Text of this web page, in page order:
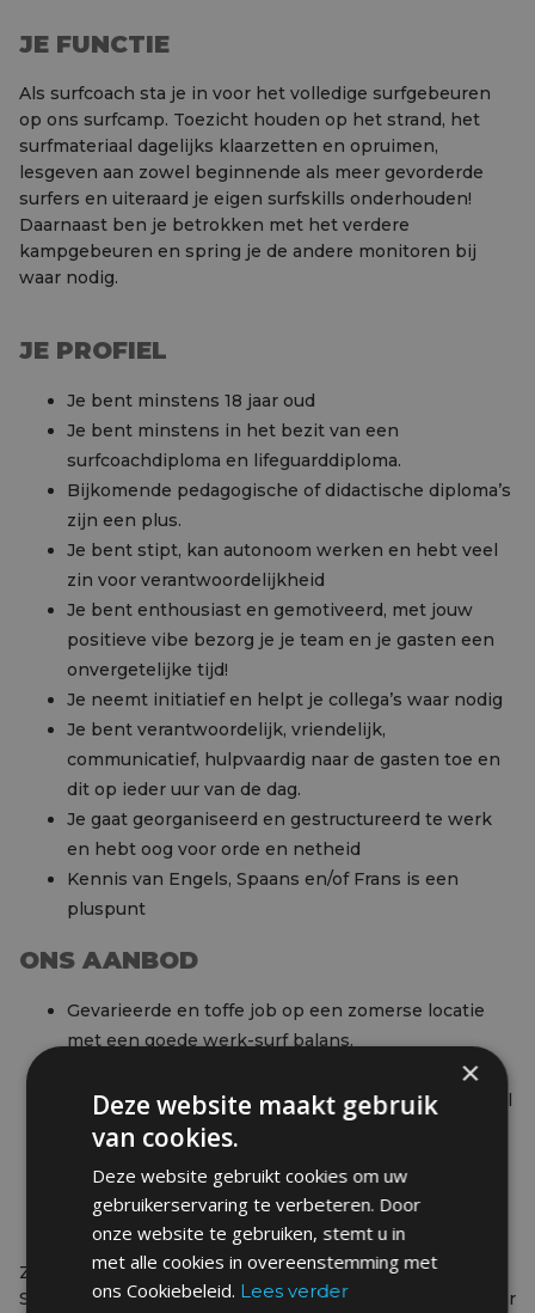
JE FUNCTIE
Als surfcoach sta je in voor het volledige surfgebeuren
op ons surfcamp. Toezicht houden op het strand, het
surfmateriaal dagelijks klaarzetten en opruimen,
lesgeven aan zowel beginnende als meer gevorderde
surfers en uiteraard je eigen surfskills onderhouden!
Daarnaast ben je betrokken met het verdere
kampgebeuren en spring je de andere monitoren bij
waar nodig.
JE PROFIEL
Je bent minstens 18 jaar oud
Je bent minstens in het bezit van een
surfcoachdiploma en lifeguarddiploma.
Bijkomende pedagogische of didactische diploma’s
zijn een plus.
Je bent stipt, kan autonoom werken en hebt veel
zin voor verantwoordelijkheid
Je bent enthousiast en gemotiveerd, met jouw
positieve vibe bezorg je je team en je gasten een
onvergetelijke tijd!
Je neemt initiatief en helpt je collega’s waar nodig
Je bent verantwoordelijk, vriendelijk,
communicatief, hulpvaardig naar de gasten toe en
dit op ieder uur van de dag.
Je gaat georganiseerd en gestructureerd te werk
en hebt oog voor orde en netheid
Kennis van Engels, Spaans en/of Frans is een
pluspunt
ONS AANBOD
Gevarieerde en toffe job op een zomerse locatie
met een goede werk-surf balans.
Aantrekkelijke verloning, afhankelijk van het aantal
uren dat je wekelijks presteert.
hele tewerkstelling
Kortingen op surfboard- en wetsuit-bestellingen
Zie jij jezelf met de tenen in het zand werken in de zon?
Stuur dan een mailtje met jouw CV en motivatiebrief naar
×
Deze website maakt gebruik
van cookies.
Deze website gebruikt cookies om uw
gebruikerservaring te verbeteren. Door
onze website te gebruiken, stemt u in
met alle cookies in overeenstemming met
ons Cookiebeleid. Lees verder